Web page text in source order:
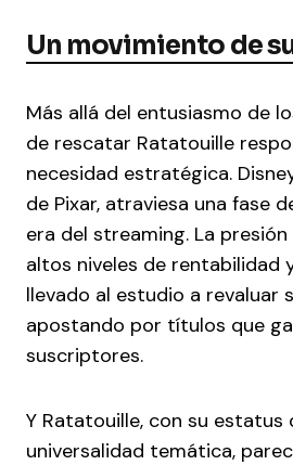
Un movimiento de
Más allá del entusiasmo de
de rescatar Ratatouille
necesidad estratégica.
de Pixar, atraviesa una fase
era del streaming. La
altos niveles de rentabilidad
llevado al estudio a revaluar
apostando por títulos que
suscriptores.
Y Ratatouille, con su estatus
universalidad temática,